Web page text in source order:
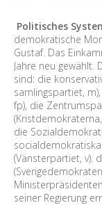
Politisches
demokratische
Gustaf. Das
Jahre neu gewählt.
sind: die
samlingspartiet,
fp), die
die
(Vänsterpartiet, v).
seiner Regierung